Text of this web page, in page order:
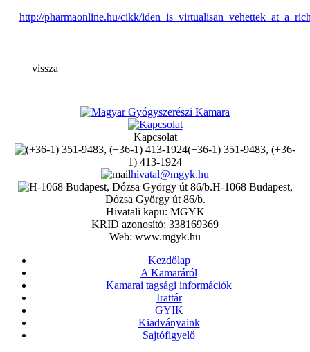
http://pharmaonline.hu/cikk/
vissza
Kapcsolat
(+36-1) 351-9483, (+36-
1) 413-1924
hivatal@mgyk.hu
H-1068 Budapest,
Dózsa György út 86/b.
Hivatali kapu: MGYK
KRID azonosító: 338169369
Web: www.mgyk.hu
Kezdőlap
A Kamaráról
Kamarai tagsági információk
Irattár
GYIK
Kiadványaink
Sajtófigyelő